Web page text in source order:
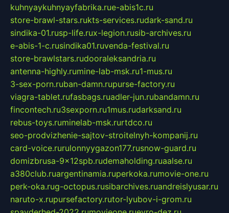
kuhnyaykuhnyayfabrika.rue-abis1c.ru
store-brawl-stars.rukts-services.rudark-sand.ru
sindika-01.rusp-life.rux-legion.rusib-archives.ru
e-abis-1-c.rusindika01.ruvenda-festival.ru
store-brawlstars.rudooraleksandria.ru
antenna-highly.rumine-lab-msk.ru1-mus.ru
3-sex-porn.ruban-damn.rupurse-factory.ru
viagra-tablet.rufasbags.ruadler-jun.rubandamn.ru
fincontech.ru3sexporn.ru1mus.rudarksand.ru
rebus-toys.ruminelab-msk.rurtdco.ru
seo-prodvizhenie-sajtov-stroitelnyh-kompanij.ru
card-voice.rurulonnyygazon177.rusnow-guard.ru
domizbrusa-9x12spb.rudemaholding.ruaalse.ru
a380club.ruargentinamia.ruperkoka.rumovie-one.ru
perk-oka.rug-octopus.rusibarchives.ruandreislyusar.ru
naruto-x.rupursefactory.rutor-lyubov-i-grom.ru